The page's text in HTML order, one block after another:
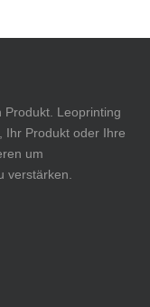
Produkt. Leoprinting
Ihr Produkt oder Ihre
um
verstärken.